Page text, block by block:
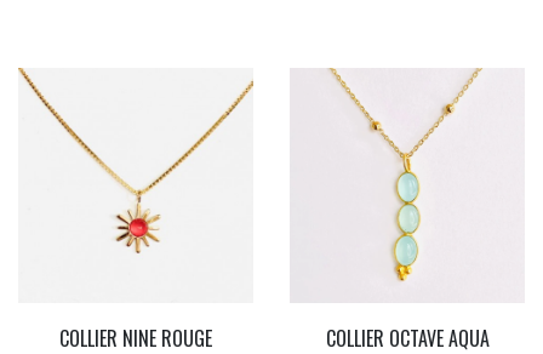
COLLIER NINE ROUGE COLLIER OCTAVE AQUA